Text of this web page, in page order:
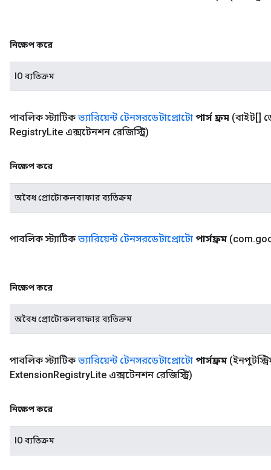
নিক্ষেপ করে
IO ব্যতিক্রম
পাবলিক স্ট্যাটিক ভ্যারিয়েন্ট টেনসরডেটাপ্রোটো পার্স ফ্রম (বাইট[]
RegistryLite এক্সটেনশন রেজিস্ট্রি)
নিক্ষেপ করে
অবৈধ প্রোটোকলবাফার ব্যতিক্রম
পাবলিক স্ট্যাটিক ভ্যারিয়েন্ট টেনসরডেটাপ্রোটো পার্সফ্রম (com.
নিক্ষেপ করে
অবৈধ প্রোটোকলবাফার ব্যতিক্রম
পাবলিক স্ট্যাটিক ভ্যারিয়েন্ট টেনসরডেটাপ্রোটো পার্সফ্রম
ExtensionRegistryLite এক্সটেনশন রেজিস্ট্রি)
নিক্ষেপ করে
IO ব্যতিক্রম